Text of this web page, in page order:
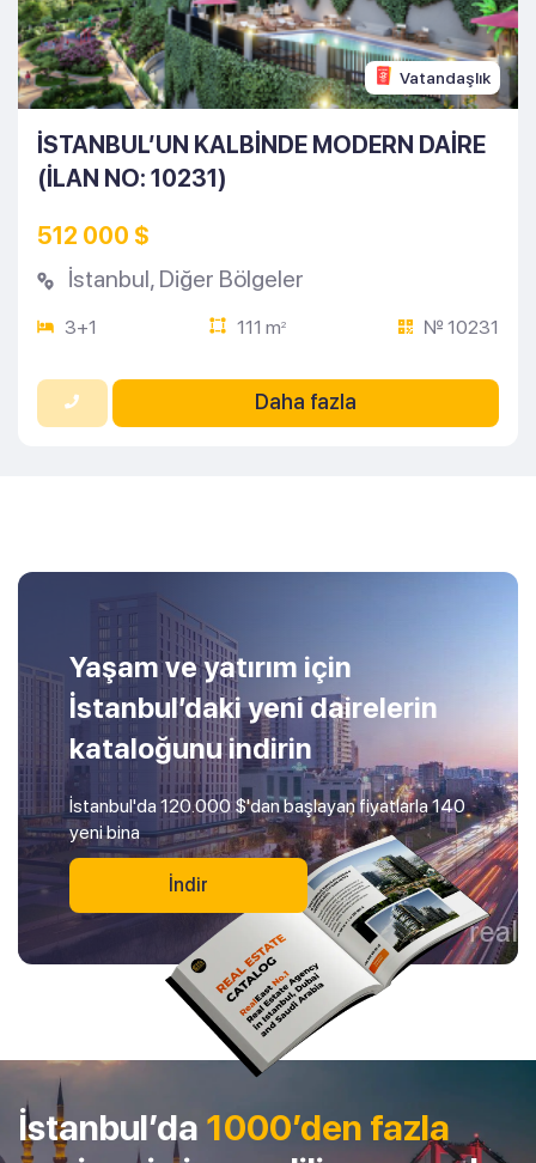
Vatandaşlık
İSTANBUL’UN KALBINDE MODERN DAIRE
(İLAN NO: 10231)
512 000 $
İstanbul, Diğer Bölgeler
3+1 111 m2 № 10231
Daha fazla
Yaşam ve yatırım için
İstanbul’daki yeni dairelerin
kataloğunu indirin
İstanbul'da 120.000 $'dan başlayan fiyatlarla 140
yeni bina
İndir
İstanbul’da 1000’den fazla